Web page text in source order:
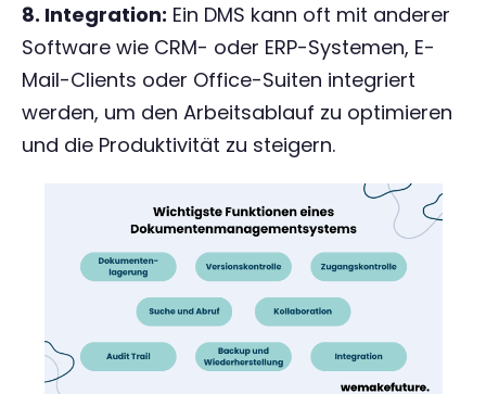
8. Integration: Ein DMS kann oft mit anderer
Software wie CRM- oder ERP-Systemen, E-
Mail-Clients oder Office-Suiten integriert
werden, um den Arbeitsablauf zu optimieren
und die Produktivität zu steigern.